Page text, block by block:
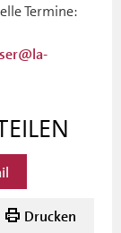
Termine:
Drucken